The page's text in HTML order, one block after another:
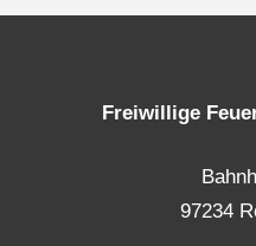
Freiwillige
97234